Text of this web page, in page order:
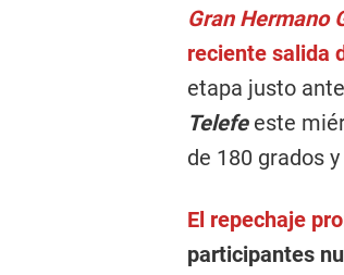
Gran Hermano
reciente salida
etapa justo
Telefeeste
de 180 grados
El repechaje
participantes